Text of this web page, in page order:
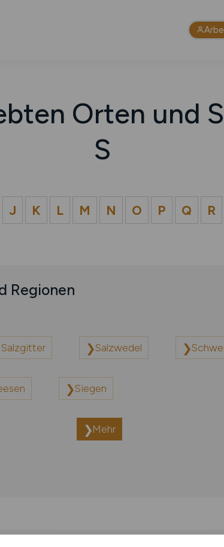
Orten und
S
J K L M N O P Q R
Regionen
Salzgitter Salzwedel
Siegen
Mehr